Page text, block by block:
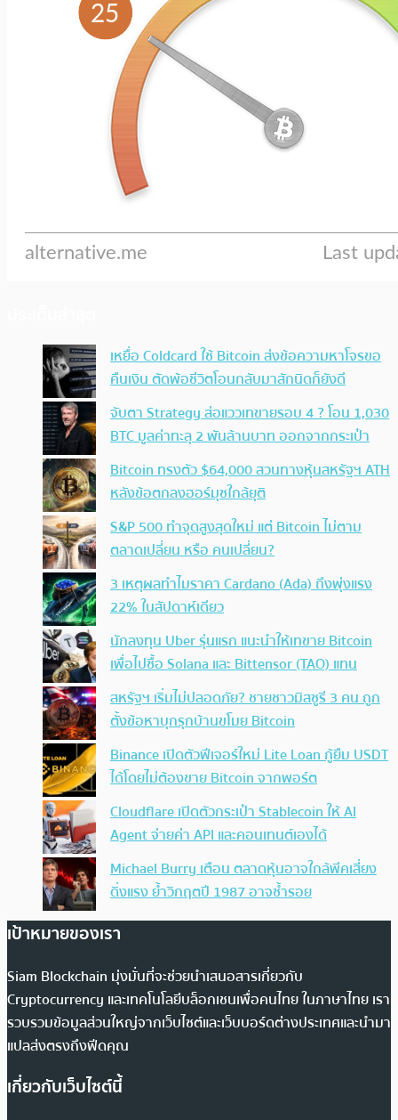
เหยื่อ Coldcard ใช้ Bitcoin ส่งข้อความหาโจรขอ
คืนเงิน ตัดพ้อชีวิตโอนกลับมาสักนิดก็ยังดี
จับตา Strategy ส่อแววเทขายรอบ 4 ? โอน 1,030
BTC มูลค่าทะลุ 2 พันล้านบาท ออกจากกระเป๋า
Bitcoin ทรงตัว $64,000 สวนทางหุ้นสหรัฐฯ ATH
หลังข้อตกลงฮอร์มุซใกล้ยุติ
S&P 500 ทำจุดสูงสุดใหม่ แต่ Bitcoin ไม่ตาม
ตลาดเปลี่ยน หรือ คนเปลี่ยน?
3 เหตุผลทำไมราคา Cardano (Ada) ถึงพุ่งแรง
22% ในสัปดาห์เดียว
นักลงทุน Uber รุ่นแรก แนะนำให้เทขาย Bitcoin
เพื่อไปซื้อ Solana และ Bittensor (TAO) แทน
สหรัฐฯ เริ่มไม่ปลอดภัย? ชายชาวมิสซูรี 3 คน ถูก
ตั้งข้อหาบุกรุกบ้านขโมย Bitcoin
Binance เปิดตัวฟีเจอร์ใหม่ Lite Loan กู้ยืม USDT
ได้โดยไม่ต้องขาย Bitcoin จากพอร์ต
Cloudflare เปิดตัวกระเป๋า Stablecoin ให้ AI
Agent จ่ายค่า API และคอนเทนต์เองได้
Michael Burry เตือน ตลาดหุ้นอาจใกล้พีคเสี่ยง
ดิ่งแรง ย้ำวิกฤตปี 1987 อาจซ้ำรอย
เป้าหมายของเรา
Siam Blockchain มุ่งมั่นที่จะช่วยนำเสนอสารเกี่ยวกับ
Cryptocurrency และเทคโนโลยีบล็อกเชนเพื่อคนไทย ในภาษาไทย เรา
รวบรวมข้อมูลส่วนใหญ่จากเว็บไซต์และเว็บบอร์ดต่างประเทศและนำมา
แปลส่งตรงถึงฟีดคุณ
เกี่ยวกับเว็บไซต์นี้